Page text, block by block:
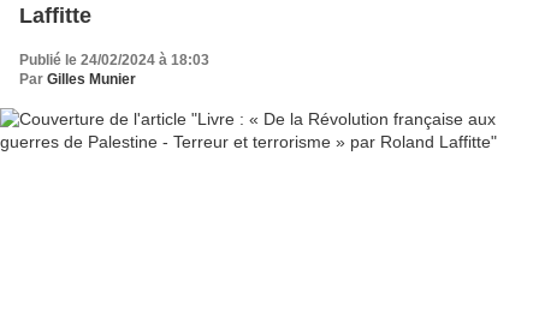
Laffitte
Publié le 24/02/2024 à 18:03
Par Gilles Munier